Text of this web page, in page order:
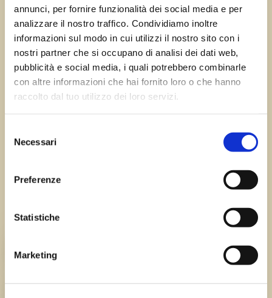
annunci, per fornire funzionalità dei social media e per
analizzare il nostro traffico. Condividiamo inoltre
informazioni sul modo in cui utilizzi il nostro sito con i
nostri partner che si occupano di analisi dei dati web,
pubblicità e social media, i quali potrebbero combinarle
con altre informazioni che hai fornito loro o che hanno
raccolto dal tuo utilizzo dei loro servizi.
delNecessari
Preferenze
Statistiche
Marketing
← Precedente:
Montefosca
Successivo:Montefosca
di Pulfero →
Errore:Modulo di contatto non trovato.
Chi siamo
TEAM